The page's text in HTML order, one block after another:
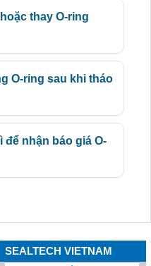
thay O-ring
O-ring sau khi tháo
nhận báo giá O-
SEALTECH VIETNAM